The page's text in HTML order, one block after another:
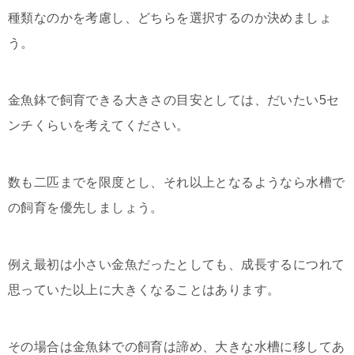
種類なのかを考慮し、どちらを選択するのか決めましょ
う。
金魚鉢で飼育できる大きさの目安としては、だいたい5セ
ンチくらいを考えてください。
数も二匹までを限度とし、それ以上となるようなら水槽で
の飼育を優先しましょう。
例え最初は小さい金魚だったとしても、成長するにつれて
思っていた以上に大きくなることはあります。
その場合は金魚鉢での飼育は諦め、大きな水槽に移してあ